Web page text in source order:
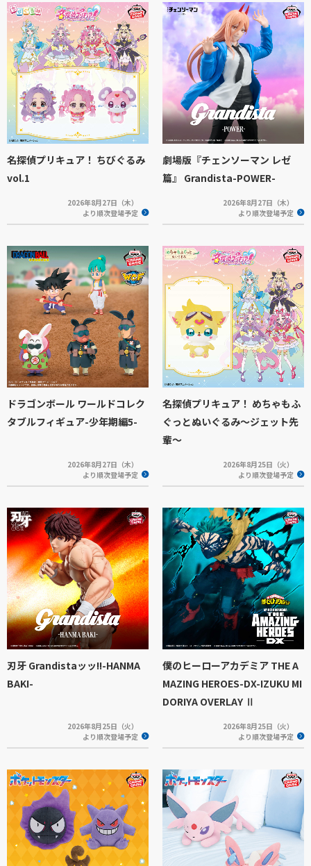
名探偵プリキュア！ ちびぐるみ
vol.1
2026年8月27日（木）
より順次登場予定
劇場版『チェンソーマン レゼ
篇』 Grandista-POWER-
2026年8月27日（木）
より順次登場予定
ドラゴンボール ワールドコレク
タブルフィギュア-少年期編5-
2026年8月27日（木）
より順次登場予定
名探偵プリキュア！ めちゃもふ
ぐっとぬいぐるみ～ジェット先
輩～
2026年8月25日（火）
より順次登場予定
刃牙 Grandistaッッ!!-HANMA
BAKI-
2026年8月25日（火）
より順次登場予定
僕のヒーローアカデミア THE A
MAZING HEROES-DX-IZUKU MI
DORIYA OVERLAY Ⅱ
2026年8月25日（火）
より順次登場予定